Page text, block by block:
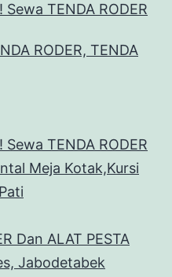
TENDA RODER
RODER, TENDA
TENDA RODER
Meja Kotak,Kursi
Dan ALAT PESTA
Jabodetabek